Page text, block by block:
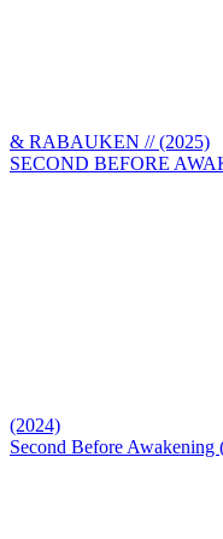
& RABAUKEN // (2025)
SECOND BEFORE
(2024)
Second Before Awakening